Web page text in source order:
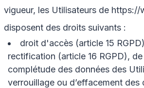
vigueur, les Utilisateurs de https://
disposent des droits suivants :
droit d'accès (article 15
rectification (article 16 RGPD),
complétude des données des
verrouillage ou d’effacement des